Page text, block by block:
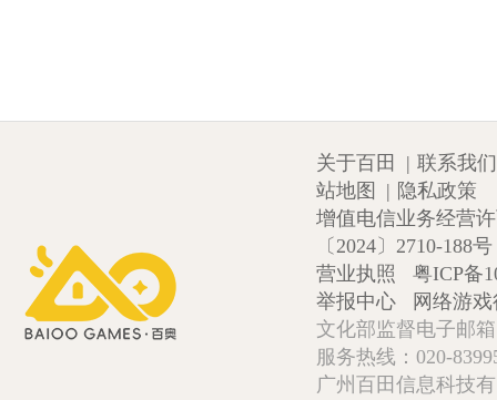
关于百田 | 联系我们
站地图
| 隐私政策
增值电信业务经营
〔2024〕2710-188号
营业执照
粤ICP备
举报中心
网络游
文化部监督电子邮
服务热线：020-
广州百田信息科技